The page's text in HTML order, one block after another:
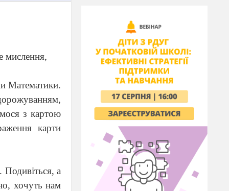
мислення,
Математики.
з картою
карти
а
хочуть нам